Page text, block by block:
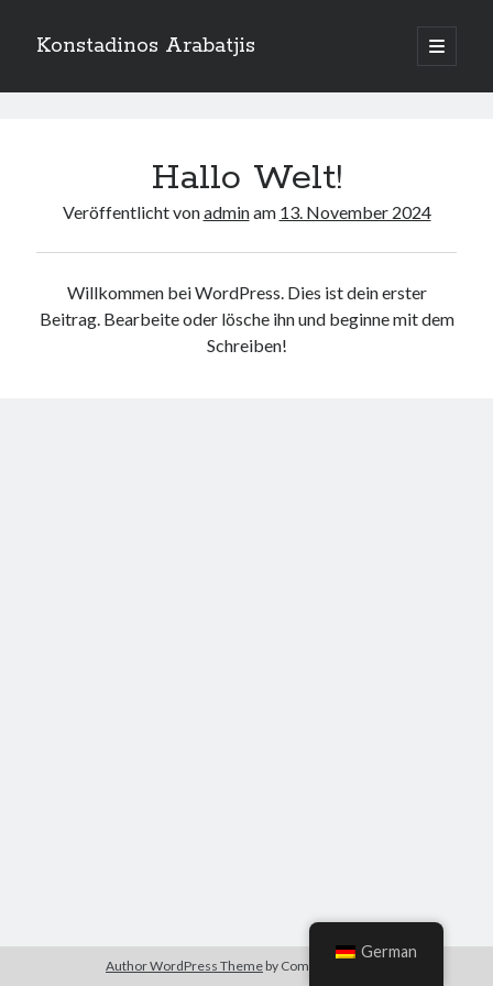
Konstadinos Arabatjis
open
primary
Arabatjis
Beiträgen
Hallo Welt!
Veröffentlicht vonadminam 13. November 2024
Willkommen bei WordPress. Dies ist dein erster
Beitrag. Bearbeite oder lösche ihn und beginne mit dem
Schreiben!
Author WordPress Theme by Compete Themes
German